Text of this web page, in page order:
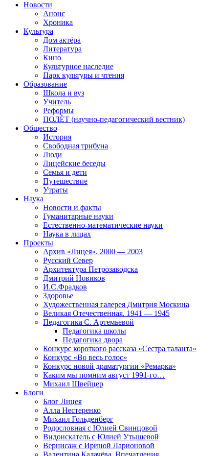
Новости
Анонс
Хроника
Культура
Дом актёра
Литература
Кино
Культурное наследие
Парк культуры и чтения
Образование
Школа и вуз
Учитель
Реформы
ПОЛЁТ (научно-педагогический вестник)
Общество
История
Свободная трибуна
Люди
Лицейские беседы
Семья и дети
Путешествие
Утраты
Наука
Новости и факты
Гуманитарные науки
Естественно-математические науки
Наука в лицах
Проекты
Архив «Лицея». 2000 — 2003
Русский Север
Архитектура Петрозаводска
Дмитрий Новиков
И.С.Фрадков
Здоровье
Художественная галерея Дмитрия Москина
Великая Отечественная. 1941 — 1945
Педагогика С. Артемьевой
Педагогика школы
Педагогика двора
Конкурс короткого рассказа «Сестра таланта»
Конкурс «Во весь голос»
Конкурс новой драматургии «Ремарка»
Каким мы помним август 1991-го…
Михаил Швейцер
Блоги
Блог Лицея
Алла Нестеренко
Михаил Гольденберг
Родословная с Юлией Свинцовой
Видоискатель с Юлией Утышевой
Вернисаж с Ириной Ларионовой